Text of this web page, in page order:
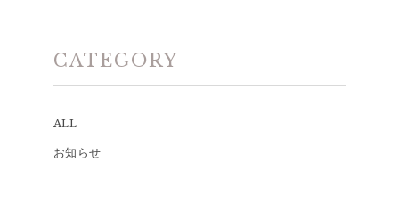
CATEGORY
ALL
お知らせ